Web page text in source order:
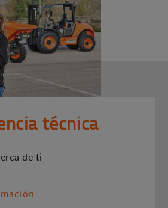
técnica
de ti